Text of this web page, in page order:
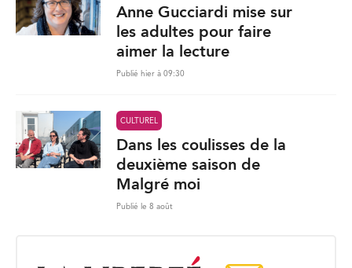
Anne Gucciardi mise sur
les adultes pour faire
aimer la lecture
Publié hier à 09:30
CULTUREL
Dans les coulisses de la
deuxième saison de
Malgré moi
Publié le 8 août